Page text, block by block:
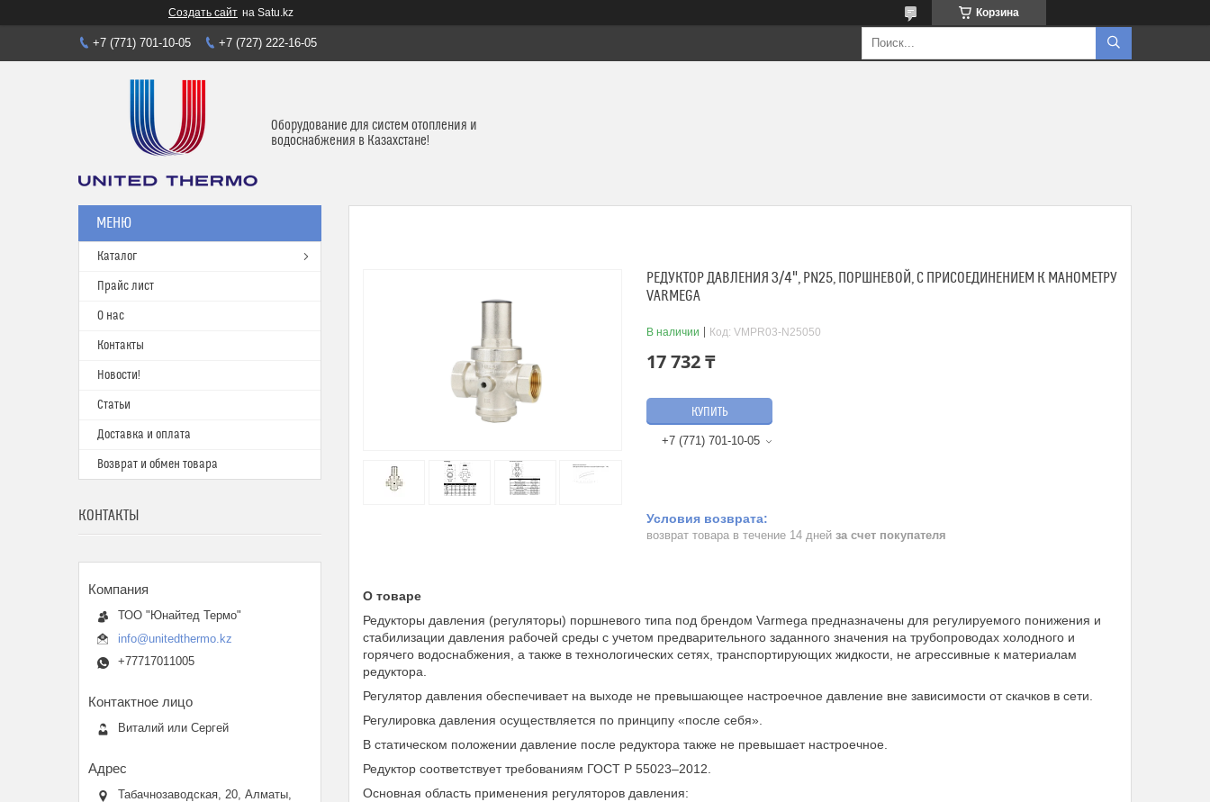
Создать сайт на Satu.kz Корзина
+7 (771) 701-10-05 +7 (727) 222-16-05
Оборудование для систем отопления и
водоснабжения в Казахстане!
РЕДУКТОР ДАВЛЕНИЯ 3/4", PN25, ПОРШНЕВОЙ, С ПРИСОЕДИНЕНИЕМ К МАНОМЕТРУ
VARMEGA
В наличии Код: VMPR03-N25050
17 732 ₸
КУПИТЬ
+7 (771) 701-10-05
возврат товара в течение 14 дней за счет покупателя
О товаре
Редукторы давления (регуляторы) поршневого типа под брендом Varmega предназначены для регулируемого понижения и
стабилизации давления рабочей среды с учетом предварительного заданного значения на трубопроводах холодного и
горячего водоснабжения, а также в технологических сетях, транспортирующих жидкости, не агрессивные к материалам
редуктора.
Регулятор давления обеспечивает на выходе не превышающее настроечное давление вне зависимости от скачков в сети.
Регулировка давления осуществляется по принципу «после себя».
В статическом положении давление после редуктора также не превышает настроечное.
Редуктор соответствует требованиям ГОСТ Р 55023–2012.
Основная область применения регуляторов давления:
Каталог
Прайс лист
О нас
Контакты
Новости!
Статьи
Доставка и оплата
Возврат и обмен товара
КОНТАКТЫ
ТОО "Юнайтед Термо"
info@unitedthermo.kz
+77717011005
Виталий или Сергей
Табачнозаводская, 20, Алматы,